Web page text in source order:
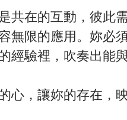
共在的互動，彼此
無限的應用。妳必
經驗裡，吹奏出能
心，讓妳的存在，